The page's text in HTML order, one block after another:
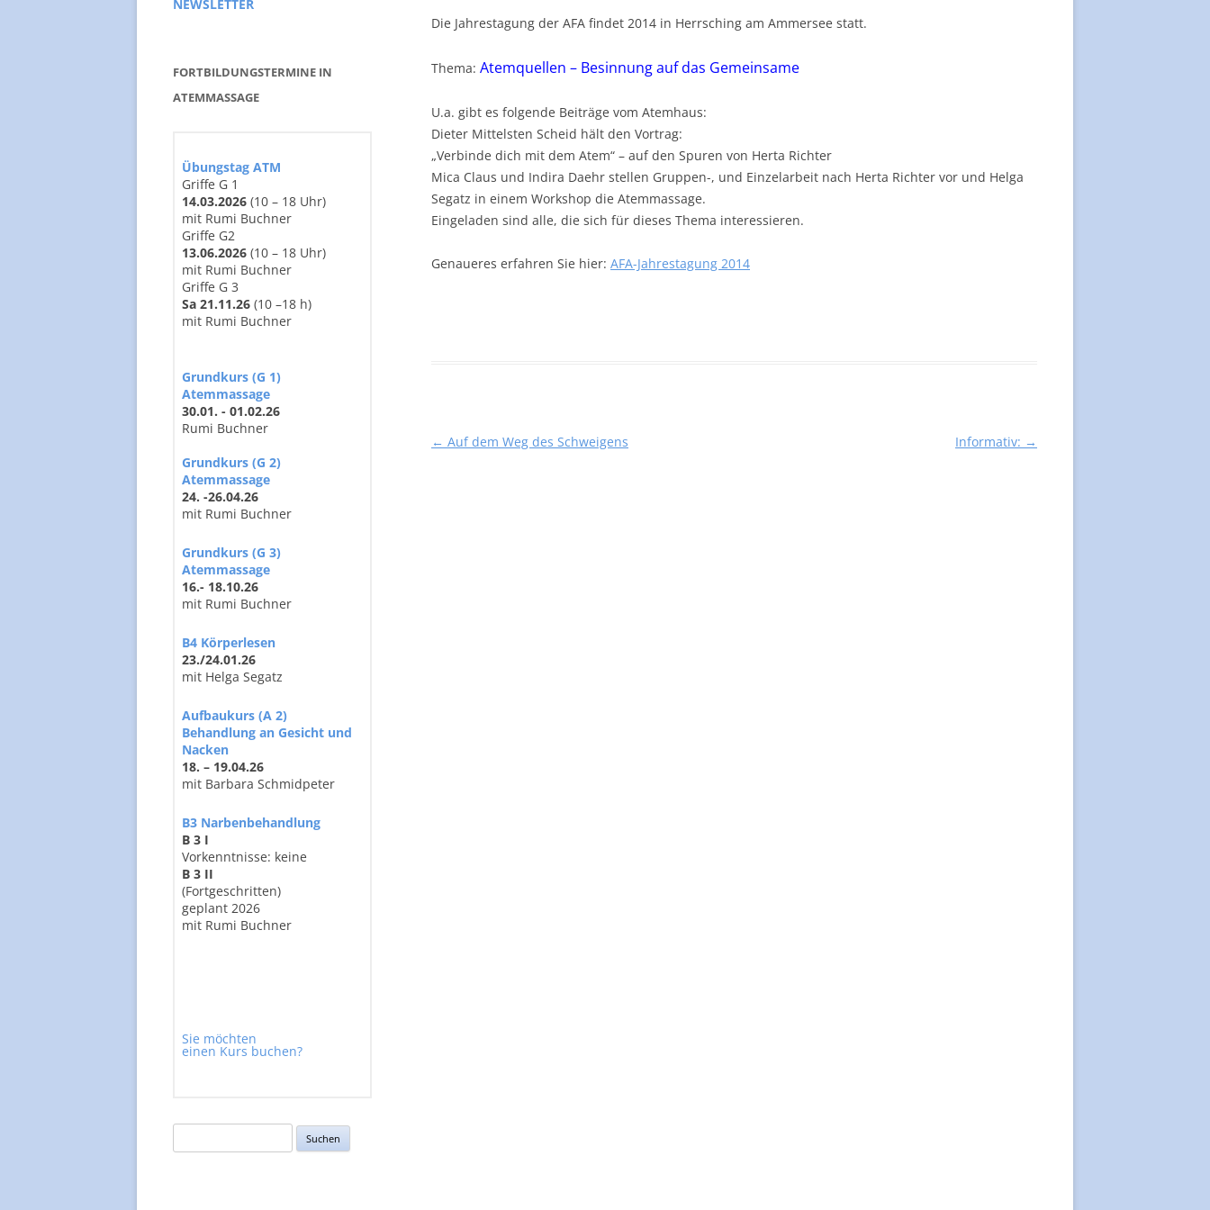
Die Jahrestagung der AFA findet 2014 in Herrsching am Ammersee statt.
Thema: Atemquellen – Besinnung auf das Gemeinsame
U.a. gibt es folgende Beiträge vom Atemhaus:
Dieter Mittelsten Scheid hält den Vortrag:
„Verbinde dich mit dem Atem“ – auf den Spuren von Herta Richter
Mica Claus und Indira Daehr stellen Gruppen-, und Einzelarbeit nach Herta Richter vor und Helga
Segatz in einem Workshop die Atemmassage.
Eingeladen sind alle, die sich für dieses Thema interessieren.
Genaueres erfahren Sie hier: AFA-Jahrestagung 2014
Beitragsnavigation
← Auf dem Weg des Schweigens Informativ: →
NEWSLETTER
FORTBILDUNGSTERMINE IN
ATEMMASSAGE
Übungstag ATM
Griffe G 1
14.03.2026 (10 – 18 Uhr)
mit Rumi Buchner
Griffe G2
13.06.2026 (10 – 18 Uhr)
mit Rumi Buchner
Griffe G 3
Sa 21.11.26 (10 –18 h)
mit Rumi Buchner
Grundkurs (G 1)
Atemmassage
30.01. - 01.02.26
Rumi Buchner
Grundkurs (G 2)
Atemmassage
24. -26.04.26
mit Rumi Buchner
Grundkurs (G 3)
Atemmassage
16.- 18.10.26
mit Rumi Buchner
B4 Körperlesen
23./24.01.26
mit Helga Segatz
Aufbaukurs (A 2)
Behandlung an Gesicht und
Nacken
18. – 19.04.26
mit Barbara Schmidpeter
B3 Narbenbehandlung
B 3 I
Vorkenntnisse: keine
B 3 II
(Fortgeschritten)
geplant 2026
mit Rumi Buchner
Sie möchten
einen Kurs buchen?
nach: